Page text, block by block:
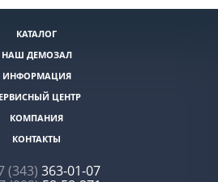
КАТАЛОГ
НАШ ДЕМОЗАЛ
ИНФОРМАЦИЯ
ЦЕНТР
КОМПАНИЯ
КОНТАКТЫ
(343) 363-01-07